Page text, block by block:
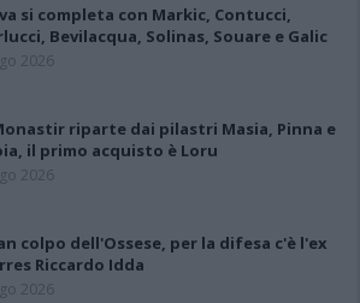
si completa con Markic, Contucci,
Bevilacqua, Solinas, Souare e Galic
2026
riparte dai pilastri Masia, Pinna e
il primo acquisto è Loru
2026
colpo dell'Ossese, per la difesa c'è l'ex
Riccardo Idda
2026